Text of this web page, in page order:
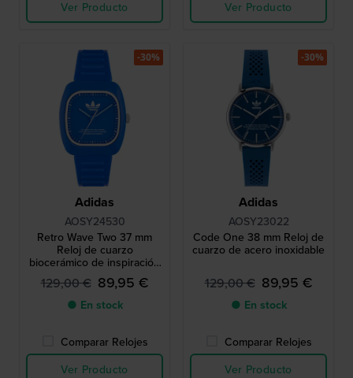
Ver Producto Ver Producto
Adidas
AOSY24530
Retro Wave Two 37 mm
Reloj de cuarzo
biocerámico de inspiración
retro
129,00 € 89,95 €
● En stock
Comparar Relojes
Ver Producto
-30%
Adidas
AOSY23022
Code One 38 mm Reloj de
cuarzo de acero inoxidable
129,00 € 89,95 €
● En stock
Comparar Relojes
Ver Producto
-30%